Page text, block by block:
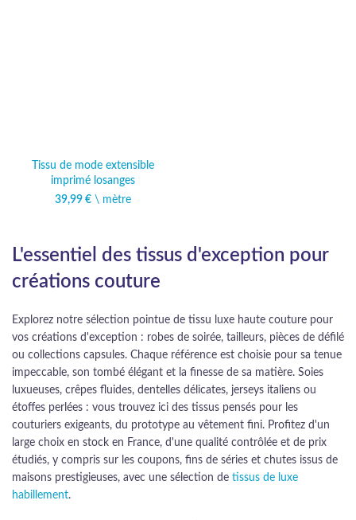
Tissu de mode extensible
imprimé losanges
39,99 € \ mètre
L'essentiel des tissus d'exception pour
créations couture
Explorez notre sélection pointue de tissu luxe haute couture pour
vos créations d'exception : robes de soirée, tailleurs, pièces de défilé
ou collections capsules. Chaque référence est choisie pour sa tenue
impeccable, son tombé élégant et la finesse de sa matière. Soies
luxueuses, crêpes fluides, dentelles délicates, jerseys italiens ou
étoffes perlées : vous trouvez ici des tissus pensés pour les
couturiers exigeants, du prototype au vêtement fini. Profitez d'un
large choix en stock en France, d'une qualité contrôlée et de prix
étudiés, y compris sur les coupons, fins de séries et chutes issus de
maisons prestigieuses, avec une sélection de tissus de luxe
habillement.